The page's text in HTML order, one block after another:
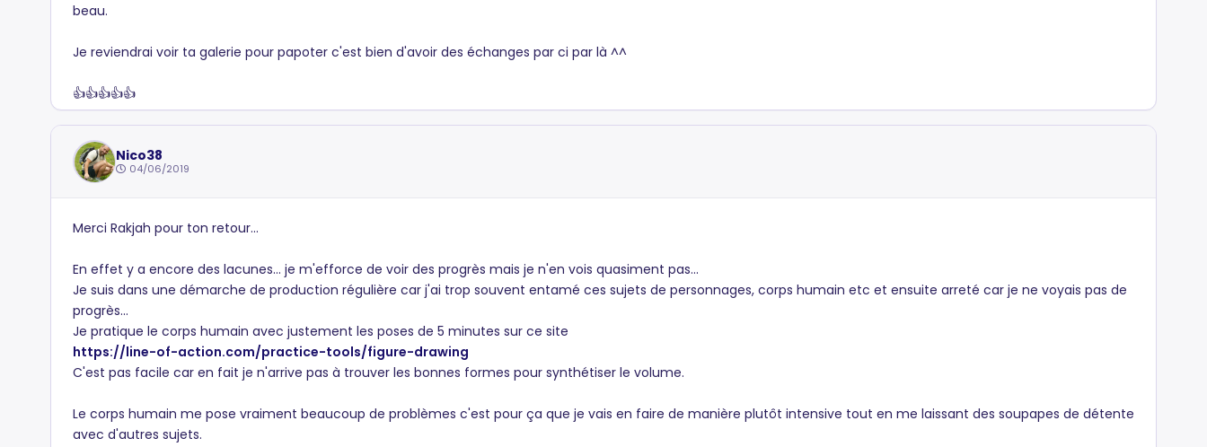
beau.
Je reviendrai voir ta galerie pour papoter c'est bien d'avoir des échanges par ci par là ^^
👍👍👍👍👍
Nico38
04/06/2019
Merci Rakjah pour ton retour...
En effet y a encore des lacunes... je m'efforce de voir des progrès mais je n'en vois quasiment pas...
Je suis dans une démarche de production régulière car j'ai trop souvent entamé ces sujets de personnages, corps humain etc et ensuite arreté car je ne voyais pas de
progrès...
Je pratique le corps humain avec justement les poses de 5 minutes sur ce site
https://line-of-action.com/practice-tools/figure-drawing
C'est pas facile car en fait je n'arrive pas à trouver les bonnes formes pour synthétiser le volume.
Le corps humain me pose vraiment beaucoup de problèmes c'est pour ça que je vais en faire de manière plutôt intensive tout en me laissant des soupapes de détente
avec d'autres sujets.